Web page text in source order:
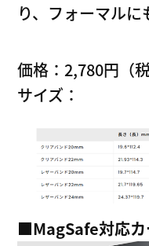
り、フォーマルに
価格：2,780円（税
サイズ：
■MagSafe対応